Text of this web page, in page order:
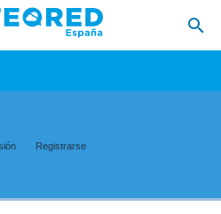
Registrarse